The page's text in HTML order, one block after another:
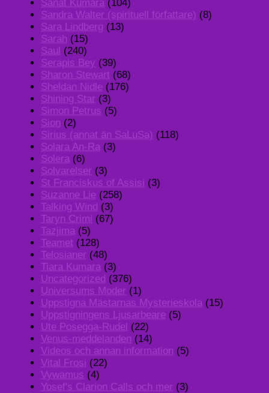
Sanat Kumara (104)
Sandra Walter (spirituell författare) (8)
Sara Lindberg (13)
Sarah (15)
Saul (240)
Serapis Bey (39)
Sharon Stewart (68)
Sheldan Nidle (176)
Shining Star (3)
Simon Petrus (5)
Sion (2)
Sirius (annat än SaLuSa) (118)
Solara An-Ra (3)
Solera (6)
Solvarelser (3)
St Franciskus of Assisi (3)
Suzanne Lie (258)
Talking Wind (3)
Taryn Crimi (67)
Tazjima (5)
Teamet (128)
Telosianer (48)
Tiara Kumara (3)
Uncategorized (376)
Universums Moder (1)
Uppstigna Mästarnas Mysterieskola (15)
Uppstigningens Ljusarbeare (5)
Ute Posegga-Rudel (22)
Venus-meddelanden (14)
Videos och annan information (5)
Vital Frosi (22)
Vywamus (4)
Yosef's Clarion Calls och mer (3)